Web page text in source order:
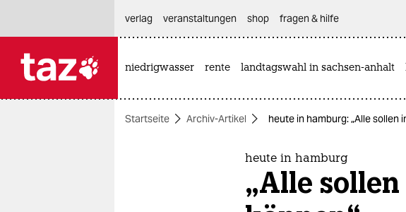
themen
verlag
veranstaltungen shop fragen & hilfe
niedrigwasser rente landtagswahl in sachsen-anhalt
Startseite Archiv-Artikel heute in hamburg: „Alle sollen
heute in hamburg
„Alle